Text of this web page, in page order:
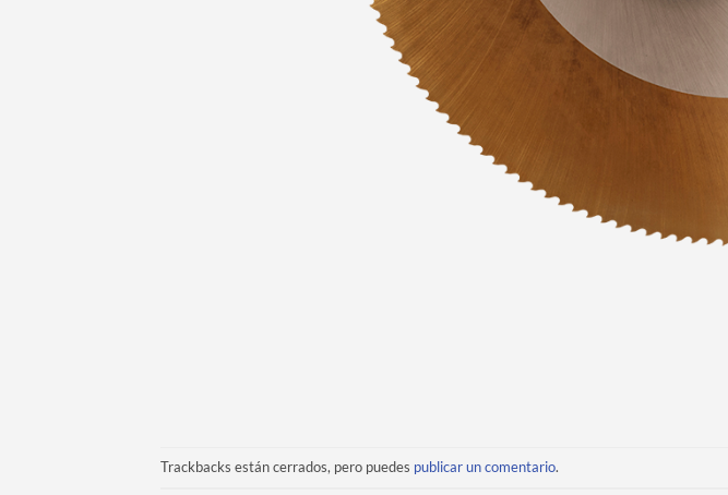
Trackbacks están cerrados, pero puedes publicar un comentario.